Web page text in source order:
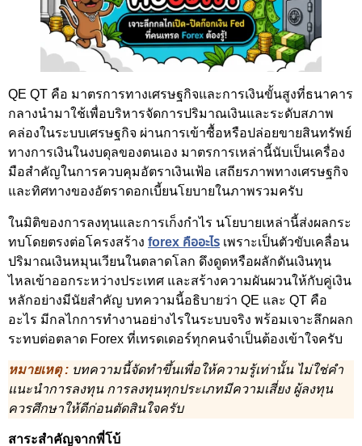
QE QT คือ มาตรการทางเศรษฐกิจและการเงินขั้นสูงที่ธนาคาร
กลางนำมาใช้เพื่อบริหารจัดการปริมาณเงินและระดับสภาพ
คล่องในระบบเศรษฐกิจ ผ่านการเข้าซื้อหรือปล่อยขายสินทรัพย์
ทางการเงินในงบดุลของตนเอง มาตรการเหล่านี้นับเป็นเครื่อง
มือสำคัญในการควบคุมอัตราเงินเฟ้อ เสถียรภาพทางเศรษฐกิจ
และทิศทางของอัตราดอกเบี้ยนโยบายในภาพรวมครับ
ในมิติของการลงทุนและการเก็งกำไร นโยบายเหล่านี้ส่งผลกระ
ทบโดยตรงต่อโครงสร้าง forex คืออะไร เพราะเป็นตัวขับเคลื่อน
ปริมาณเงินหมุนเวียนในตลาดโลก ดึงดูดหรือผลักดันเงินทุน
ไหลเข้าออกระหว่างประเทศ และสร้างความผันผวนให้กับคู่เงิน
หลักอย่างมีนัยสำคัญ บทความนี้อธิบายว่า QE และ QT คือ
อะไร มีกลไกการทำงานอย่างไรในระบบจริง พร้อมเจาะลึกผลก
ระทบต่อตลาด Forex ที่เทรดเดอร์ทุกคนจำเป็นต้องเข้าใจครับ
หมายเหตุ : บทความนี้จัดทำขึ้นเพื่อให้ความรู้เท่านั้น ไม่ใช่คำ
แนะนำการลงทุน การลงทุนทุกประเภทมีความเสี่ยง ผู้ลงทุน
ควรศึกษาให้ดีก่อนตัดสินใจครับ
สาระสำคัญจากพี่โบ้